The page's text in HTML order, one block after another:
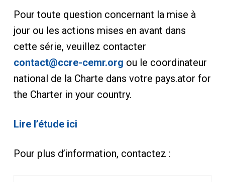
Pour toute question concernant la mise à
jour ou les actions mises en avant dans
cette série, veuillez contacter
contact@ccre-cemr.org ou le coordinateur
national de la Charte dans votre pays.ator for
the Charter in your country.
Lire l’étude ici
Pour plus d’information, contactez :